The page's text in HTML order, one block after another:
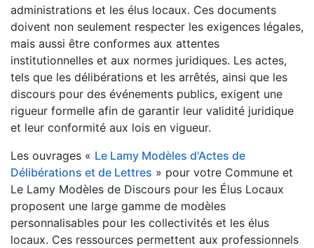
administrations et les élus locaux. Ces documents
doivent non seulement respecter les exigences légales,
mais aussi être conformes aux attentes
institutionnelles et aux normes juridiques. Les actes,
tels que les délibérations et les arrêtés, ainsi que les
discours pour des événements publics, exigent une
rigueur formelle afin de garantir leur validité juridique
et leur conformité aux lois en vigueur.
Les ouvrages « Le Lamy Modèles d'Actes de
Délibérations et de Lettres » pour votre Commune et
Le Lamy Modèles de Discours pour les Élus Locaux
proposent une large gamme de modèles
personnalisables pour les collectivités et les élus
locaux. Ces ressources permettent aux professionnels